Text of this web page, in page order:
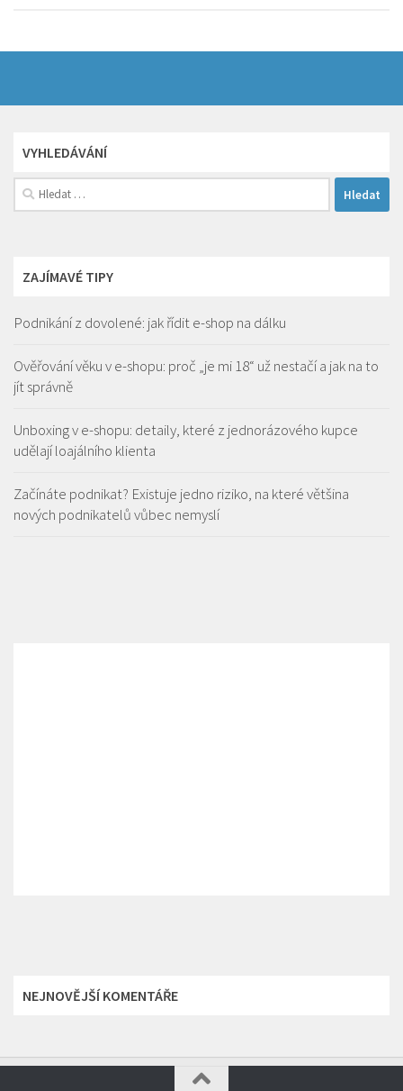
VYHLEDÁVÁNÍ
Vyhledávání
ZAJÍMAVÉ TIPY
Podnikání z dovolené: jak řídit e-shop na dálku
Ověřování věku v e-shopu: proč „je mi 18“ už nestačí a jak na to
jít správně
Unboxing v e-shopu: detaily, které z jednorázového kupce
udělají loajálního klienta
Začínáte podnikat? Existuje jedno riziko, na které většina
nových podnikatelů vůbec nemyslí
NEJNOVĚJŠÍ KOMENTÁŘE